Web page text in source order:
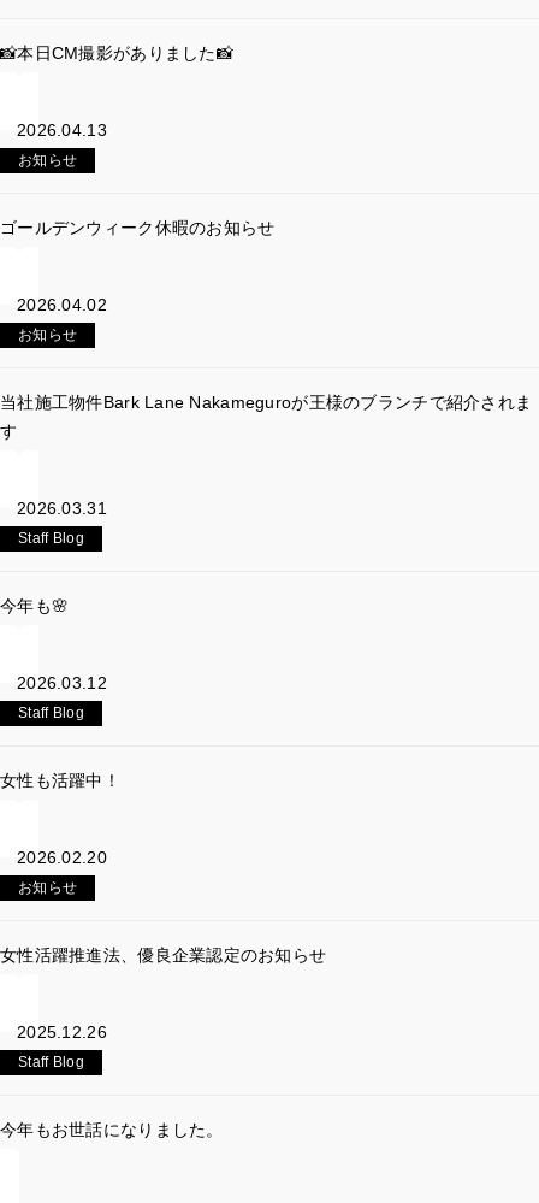
📸本日CM撮影がありました📸
2026.04.13
お知らせ
ゴールデンウィーク休暇のお知らせ
2026.04.02
お知らせ
当社施工物件Bark Lane Nakameguroが王様のブランチで紹介されま
す
2026.03.31
Staff Blog
今年も🌸
2026.03.12
Staff Blog
女性も活躍中！
2026.02.20
お知らせ
女性活躍推進法、優良企業認定のお知らせ
2025.12.26
Staff Blog
今年もお世話になりました。